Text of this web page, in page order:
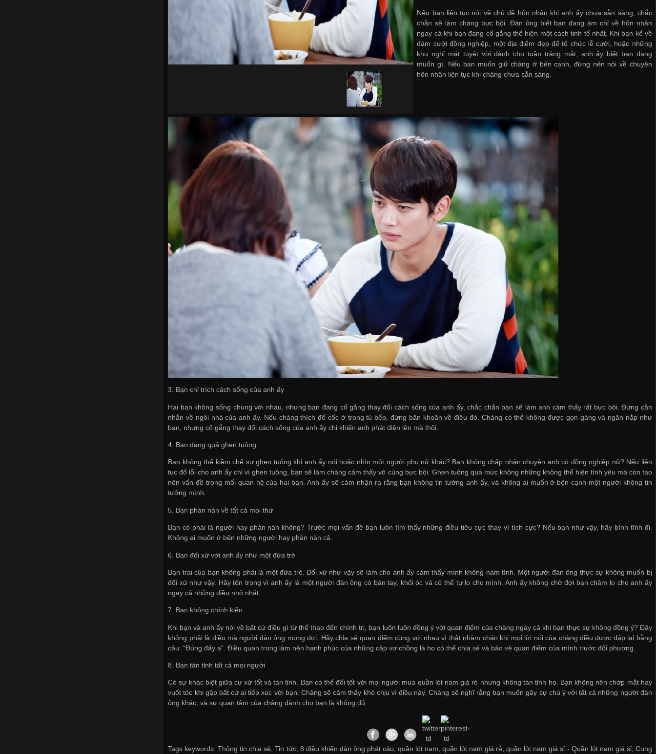
Nếu bạn liên tục nói về chủ đề hôn nhân khi anh ấy chưa sẵn sàng, chắc
chắn sẽ làm chàng bực bội. Đàn ông biết bạn đang ám chỉ về hôn nhân
ngay cả khi bạn đang cố gắng thể hiện một cách tinh tế nhất. Khi bạn kể về
đám cưới đồng nghiệp, một địa điểm đẹp để tổ chức lễ cưới, hoặc những
khu nghỉ mát tuyệt vời dành cho tuần trăng mật, anh ấy biết bạn đang
muốn gì. Nếu bạn muốn giữ chàng ở bên cạnh, đừng nên nói về chuyện
hôn nhân liên tục khi chàng chưa sẵn sàng.
3. Bạn chỉ trích cách sống của anh ấy
Hai bạn không sống chung với nhau, nhưng bạn đang cố gắng thay đổi cách sống của anh ấy, chắc chắn bạn sẽ làm anh cảm thấy rất bực bội. Đừng cằn
nhằn về ngôi nhà của anh ấy. Nếu chàng thích để cốc ở trong tủ bếp, đừng băn khoăn về điều đó. Chàng có thể không được gọn gàng và ngăn nắp như
bạn, nhưng cố gắng thay đổi cách sống của anh ấy chỉ khiến anh phát điên lên mà thôi.
4. Bạn đang quá ghen tuông
Bạn không thể kiềm chế sự ghen tuông khi anh ấy nói hoặc nhìn một người phụ nữ khác? Bạn không chấp nhận chuyện anh có đồng nghiệp nữ? Nếu liên
tục đổ lỗi cho anh ấy chỉ vì ghen tuông, bạn sẽ làm chàng cảm thấy vô cùng bực bội. Ghen tuông quá mức không những không thể hiện tình yêu mà còn tạo
nên vấn đề trong mối quan hệ của hai bạn. Anh ấy sẽ cảm nhận ra rằng bạn không tin tưởng anh ấy, và không ai muốn ở bên cạnh một người không tin
tưởng mình.
5. Bạn phàn nàn về tất cả mọi thứ
Bạn có phải là người hay phàn nàn không? Trước mọi vấn đề bạn luôn tìm thấy những điều tiêu cực thay vì tích cực? Nếu bạn như vậy, hãy bình tĩnh đi.
Không ai muốn ở bên những người hay phàn nàn cả.
6. Bạn đối xử với anh ấy như một đứa trẻ
Bạn trai của bạn không phải là một đứa trẻ. Đối xử như vậy sẽ làm cho anh ấy cảm thấy mình không nam tính. Một người đàn ông thực sự không muốn bị
đối xử như vậy. Hãy tôn trọng vì anh ấy là một người đàn ông có bàn tay, khối óc và có thể tự lo cho mình. Anh ấy không chờ đợi bạn chăm lo cho anh ấy
ngay cả những điều nhỏ nhặt.
7. Bạn không chính kiến
Khi bạn và anh ấy nói về bất cứ điều gì từ thể thao đến chính trị, bạn luôn luôn đồng ý với quan điểm của chàng ngay cả khi bạn thực sự không đồng ý? Đây
không phải là điều mà người đàn ông mong đợi. Hãy chia sẻ quan điểm cùng với nhau vì thật nhàm chán khi mọi lời nói của chàng điều được đáp lại bằng
câu: "Đúng đấy ạ". Điều quan trọng làm nên hạnh phúc của những cặp vợ chồng là họ có thể chia sẻ và bảo vệ quan điểm của mình trước đối phương.
8. Bạn tán tỉnh tất cả mọi người
Có sự khác biệt giữa cư xử tốt và tán tỉnh. Bạn có thể đối tốt với mọi người mua quần lót nam giá rẻ nhưng không tán tỉnh họ. Bạn không nên chớp mắt hay
vuốt tóc khi gặp bất cứ ai tiếp xúc với bạn. Chàng sẽ cảm thấy khó chịu vì điều này. Chàng sẽ nghĩ rằng bạn muốn gây sự chú ý với tất cả những người đàn
ông khác, và sự quan tâm của chàng dành cho bạn là không đủ.
Tags keywords: Thông tin chia sẻ, Tin tức, 8 điều khiến đàn ông phát cáu, quần lót nam, quần lót nam giá rẻ, quần lót nam giá sỉ - Quần lót nam giá sỉ, Cung